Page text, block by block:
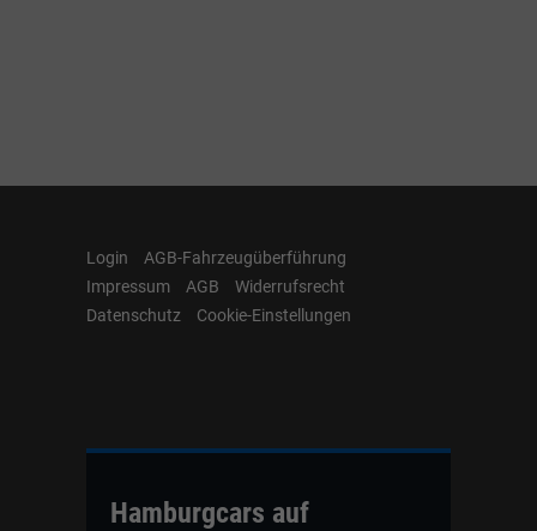
Login
AGB-Fahrzeugüberführung
Impressum
AGB
Widerrufsrecht
Datenschutz
Cookie-Einstellungen
Hamburgcars auf